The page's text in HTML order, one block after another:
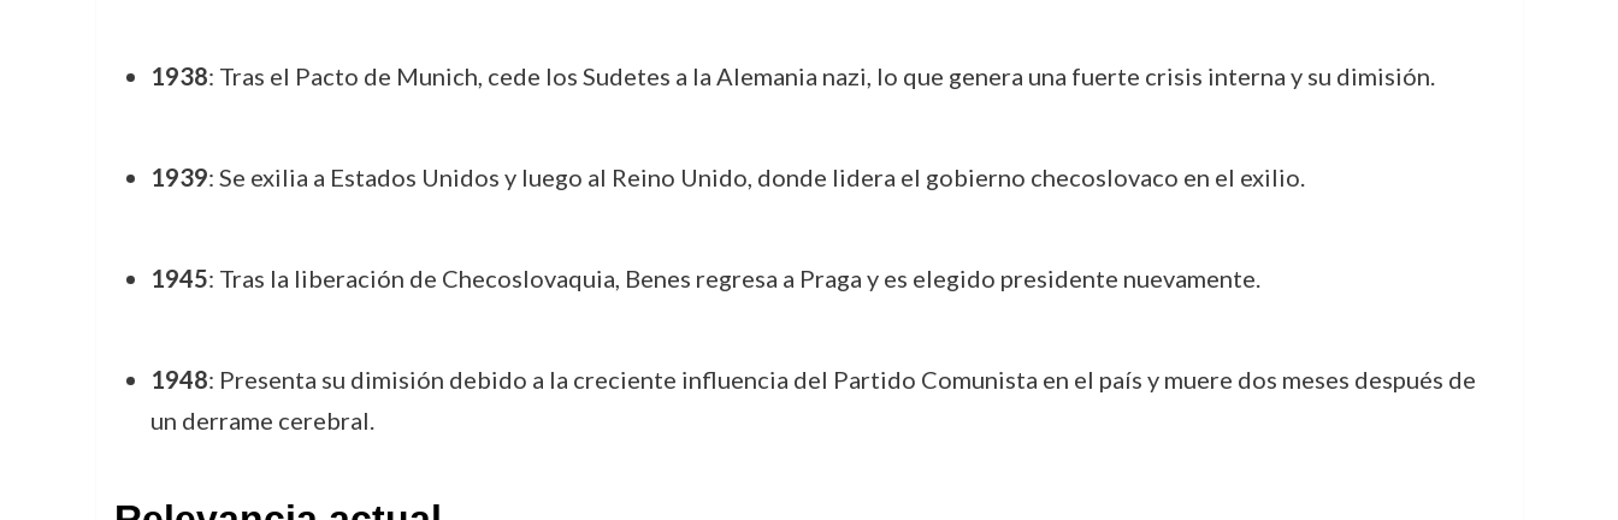
1938: Tras el Pacto de Munich, cede los Sudetes a la Alemania nazi, lo que genera una fuerte crisis interna y su dimisión.
1939: Se exilia a Estados Unidos y luego al Reino Unido, donde lidera el gobierno checoslovaco en el exilio.
1945: Tras la liberación de Checoslovaquia, Benes regresa a Praga y es elegido presidente nuevamente.
1948: Presenta su dimisión debido a la creciente influencia del Partido Comunista en el país y muere dos meses después de
un derrame cerebral.